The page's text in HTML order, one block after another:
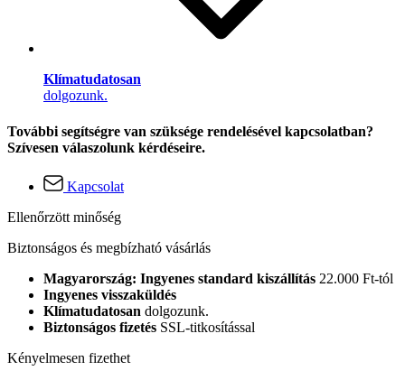
Klímatudatosan
dolgozunk.
További segítségre van szüksége rendelésével kapcsolatban?
Szívesen válaszolunk kérdéseire.
Kapcsolat
Ellenőrzött minőség
Biztonságos és megbízható vásárlás
Magyarország: Ingyenes standard kiszállítás 22.000 Ft-tól
Ingyenes visszaküldés
Klímatudatosan dolgozunk.
Biztonságos fizetés SSL-titkosítással
Kényelmesen fizethet